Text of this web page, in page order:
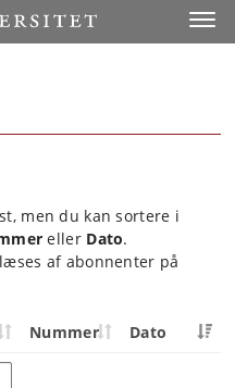
men du kan sortere i
eller Dato.
af abonnenter på
Nummer Dato